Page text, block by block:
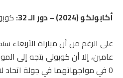
أكابولكو (2024) – دور الـ 32:
كوبولي
على الرغم من أن مباراة الأربعاء
0 في مواجهاتهما في جولة اتحاد لاعبي التنس المحترفين.